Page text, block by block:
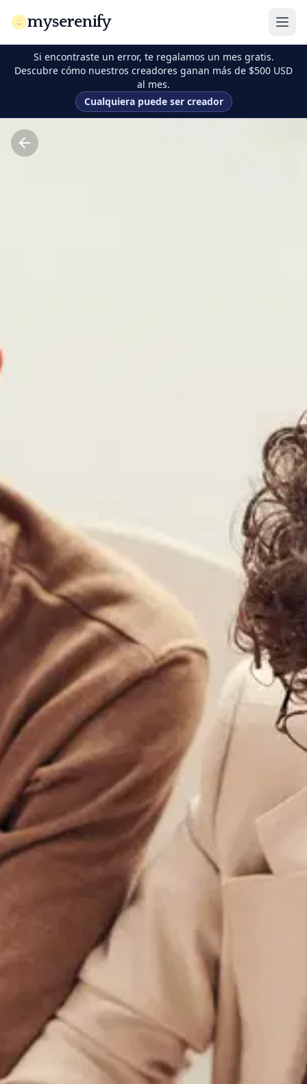
myserenify
Si encontraste un error, te regalamos un mes gratis.
Descubre cómo nuestros creadores ganan más de $500 USD
al mes.
Cualquiera puede ser creador